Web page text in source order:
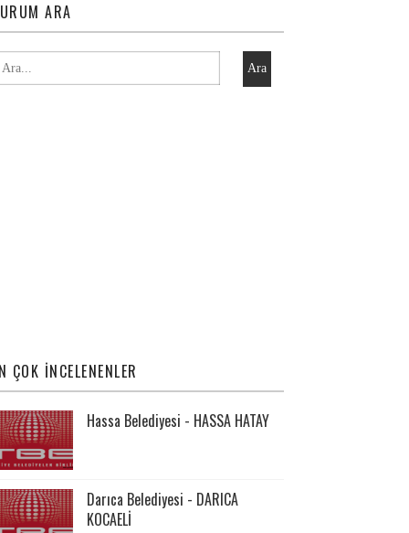
ARA
Ara
ÇOK İNCELENENLER
Hassa Belediyesi - HASSA HATAY
Darıca Belediyesi - DARICA
KOCAELİ